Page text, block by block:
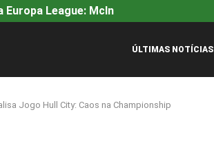
Europa League: McInnes Bate no Peito...
ÚLTIMAS NOTÍCIAS
Jogo Hull City: Caos na Championship